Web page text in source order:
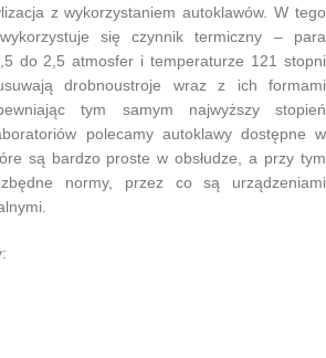
z wykorzystaniem autoklawów. W tego
się czynnik termiczny – para
do 2,5 atmosfer i temperaturze 121 stopni
drobnoustroje wraz z ich formami
tym samym najwyższy stopień
polecamy autoklawy dostępne w
są bardzo proste w obsłudze, a przy tym
normy, przez co są urządzeniami